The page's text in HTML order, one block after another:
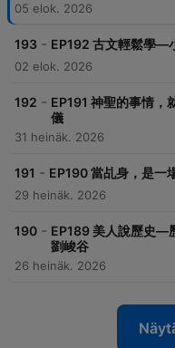
05 elok. 2026
193 - EP192 古文輕鬆學—
02 elok. 2026
192 - EP191 神聖的事情，
儀
31 heinäk. 2026
191 - EP190 當乩身，是一
29 heinäk. 2026
190 - EP189 美人說歷史—
劉峻谷
26 heinäk. 2026